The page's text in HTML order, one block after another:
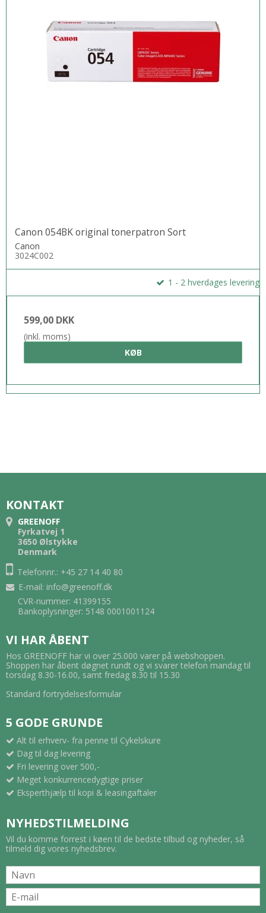
Canon 054BK original tonerpatron Sort
Canon
3024C002
1 - 2 hverdages levering
599,00 DKK
(inkl. moms)
KØB
KONTAKT
GREENOFF
Fyrkatvej 1
3650 Ølstykke
Denmark
Telefonnr.: +45 27 14 40 80
E-mail: info@greenoff.dk
CVR-nummer: 41399155
Bankoplysninger: 5148 0001001124
VI HAR ÅBENT
Hos GREENOFF har vi over 25.000 varer på webshoppen.
Shoppen har åbent døgnet rundt og vi svarer telefon mandag til
torsdag 8.30-16.00, samt fredag 8.30 til 15.30
Standard fortrydelsesformular
5 GODE GRUNDE
Alt til erhverv- fra penne til Cykelskure
Dag til dag levering
Fri levering over 500,-
Meget konkurrencedygtige priser
Eksperthjælp til kopi & leasingaftaler
NYHEDSTILMELDING
Vil du komme forrest i køen til de bedste tilbud og nyheder, så
tilmeld dig vores nyhedsbrev.